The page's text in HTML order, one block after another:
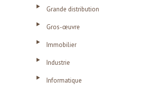
Grande distribution
Gros-œuvre
Immobilier
Industrie
Informatique